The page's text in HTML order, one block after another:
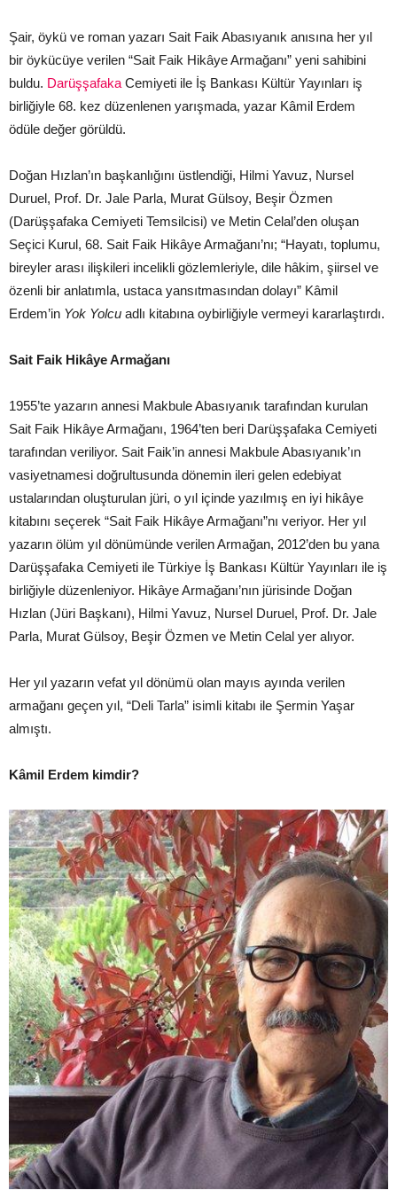
Şair, öykü ve roman yazarı Sait Faik Abasıyanık anısına her yıl
bir öykücüye verilen “Sait Faik Hikâye Armağanı” yeni sahibini
buldu. Darüşşafaka Cemiyeti ile İş Bankası Kültür Yayınları iş
birliğiyle 68. kez düzenlenen yarışmada, yazar Kâmil Erdem
ödüle değer görüldü.
Doğan Hızlan’ın başkanlığını üstlendiği, Hilmi Yavuz, Nursel
Duruel, Prof. Dr. Jale Parla, Murat Gülsoy, Beşir Özmen
(Darüşşafaka Cemiyeti Temsilcisi) ve Metin Celal’den oluşan
Seçici Kurul, 68. Sait Faik Hikâye Armağanı’nı; “Hayatı, toplumu,
bireyler arası ilişkileri incelikli gözlemleriyle, dile hâkim, şiirsel ve
özenli bir anlatımla, ustaca yansıtmasından dolayı” Kâmil
Erdem’in Yok Yolcu adlı kitabına oybirliğiyle vermeyi kararlaştırdı.
Sait Faik Hikâye Armağanı
1955’te yazarın annesi Makbule Abasıyanık tarafından kurulan
Sait Faik Hikâye Armağanı, 1964’ten beri Darüşşafaka Cemiyeti
tarafından veriliyor. Sait Faik’in annesi Makbule Abasıyanık’ın
vasiyetnamesi doğrultusunda dönemin ileri gelen edebiyat
ustalarından oluşturulan jüri, o yıl içinde yazılmış en iyi hikâye
kitabını seçerek “Sait Faik Hikâye Armağanı”nı veriyor. Her yıl
yazarın ölüm yıl dönümünde verilen Armağan, 2012’den bu yana
Darüşşafaka Cemiyeti ile Türkiye İş Bankası Kültür Yayınları ile iş
birliğiyle düzenleniyor. Hikâye Armağanı’nın jürisinde Doğan
Hızlan (Jüri Başkanı), Hilmi Yavuz, Nursel Duruel, Prof. Dr. Jale
Parla, Murat Gülsoy, Beşir Özmen ve Metin Celal yer alıyor.
Her yıl yazarın vefat yıl dönümü olan mayıs ayında verilen
armağanı geçen yıl, “Deli Tarla” isimli kitabı ile Şermin Yaşar
almıştı.
Kâmil Erdem kimdir?